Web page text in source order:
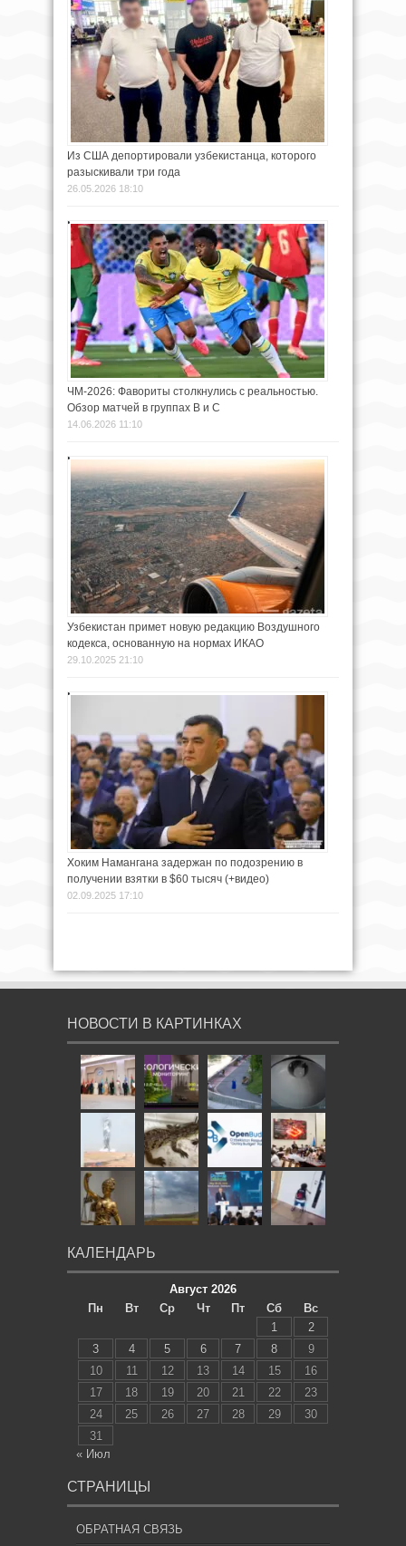
Из США депортировали узбекистанца, которого
разыскивали три года
26.05.2026 18:10
ЧМ-2026: Фавориты столкнулись с реальностью.
Обзор матчей в группах B и C
14.06.2026 11:10
Узбекистан примет новую редакцию Воздушного
кодекса, основанную на нормах ИКАО
29.10.2025 21:10
Хоким Намангана задержан по подозрению в
получении взятки в $60 тысяч (+видео)
02.09.2025 17:10
НОВОСТИ В КАРТИНКАХ
КАЛЕНДАРЬ
Август 2026
Пн
Вт Ср Чт Пт Сб
Вс
1
2
3
4 5 6 7 8
9
10
11 12 13 14 15
16
17
18 19 20 21 22
23
24
25 26 27 28 29
30
31
« Июл
СТРАНИЦЫ
ОБРАТНАЯ СВЯЗЬ